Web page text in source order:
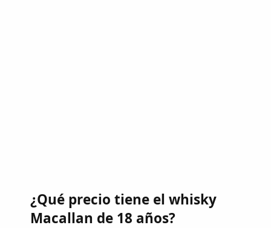
¿Qué precio tiene el whisky
Macallan de 18 años?